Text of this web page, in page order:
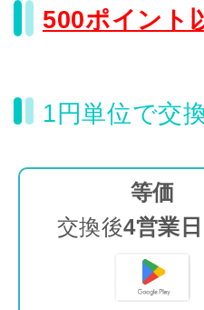
500ポイント
1円単位で交
等価
交換後4営業日